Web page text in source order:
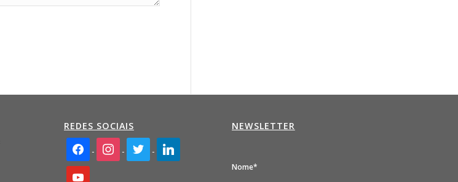
REDES SOCIAIS
facebook2instagram twitter linkedin
youtube
NEWSLETTER
Nome*